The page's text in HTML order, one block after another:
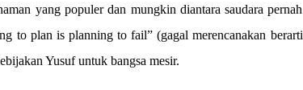
yang populer dan mungkin diantara saudara pernah
to plan is planning to fail” (gagal merencanakan berarti
Yusuf untuk bangsa mesir.